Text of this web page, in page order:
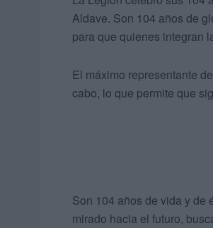
Aldave. Son 104 años de
para que quienes integran
El máximo representante
cabo, lo que permite que
Son 104 años de vida y de
mirado hacia el futuro,